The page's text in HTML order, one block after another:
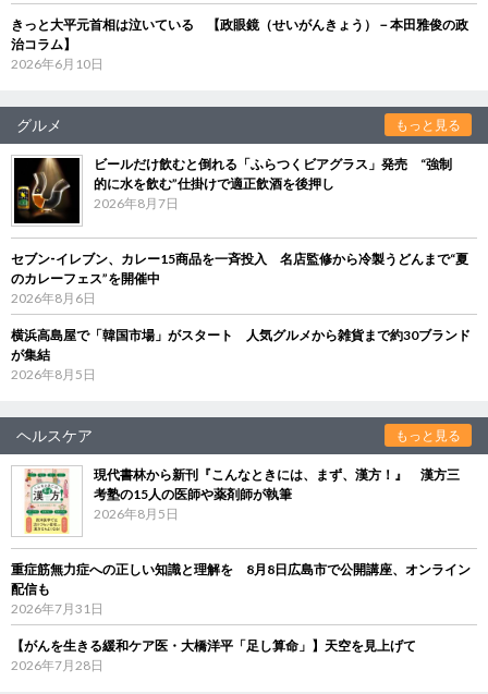
きっと大平元首相は泣いている 【政眼鏡（せいがんきょう）－本田雅俊の政
治コラム】
2026年6月10日
グルメ もっと見る
ビールだけ飲むと倒れる「ふらつくビアグラス」発売 “強制
的に水を飲む”仕掛けで適正飲酒を後押し
2026年8月7日
セブン‐イレブン、カレー15商品を一斉投入 名店監修から冷製うどんまで“夏
のカレーフェス”を開催中
2026年8月6日
横浜高島屋で「韓国市場」がスタート 人気グルメから雑貨まで約30ブランド
が集結
2026年8月5日
ヘルスケア もっと見る
現代書林から新刊『こんなときには、まず、漢方！』 漢方三
考塾の15人の医師や薬剤師が執筆
2026年8月5日
重症筋無力症への正しい知識と理解を 8月8日広島市で公開講座、オンライン
配信も
2026年7月31日
【がんを生きる緩和ケア医・大橋洋平「足し算命」】天空を見上げて
2026年7月28日